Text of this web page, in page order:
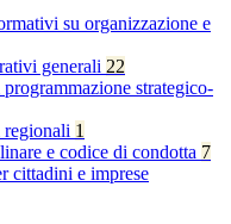
su organizzazione e
generali 22
strategico-
regionali 1
e codice di condotta 7
cittadini e imprese